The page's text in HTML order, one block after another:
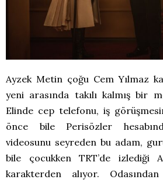
Ayzek Metin çoğu Cem Yılmaz
yeni arasında takılı kalmış bir
Elinde cep telefonu, iş
önce bile Perisözler
videosunu seyreden bu adam,
bile çocukken TRT’de izlediği
karakterden alıyor.